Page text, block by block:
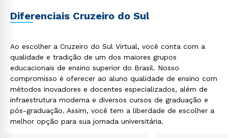
Diferenciais Cruzeiro do Sul
Ao escolher a Cruzeiro do Sul Virtual, você conta com a
qualidade e tradição de um dos maiores grupos
educacionais de ensino superior do Brasil. Nosso
compromisso é oferecer ao aluno qualidade de ensino com
métodos inovadores e docentes especializados, além de
infraestrutura moderna e diversos cursos de graduação e
pós-graduação. Assim, você tem a liberdade de escolher a
melhor opção para sua jornada universitária.